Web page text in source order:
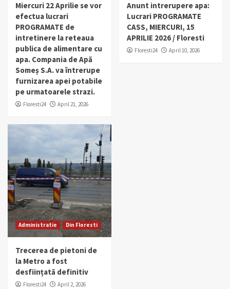
Miercuri 22 Aprilie se vor
efectua lucrari
PROGRAMATE de
intretinere la reteaua
publica de alimentare cu
apa. Compania de Apă
Someș S.A. va întrerupe
furnizarea apei potabile
pe urmatoarele strazi.
Floresti24 April 21, 2026
Anunt intrerupere apa:
Lucrari PROGRAMATE
CASS, MIERCURI, 15
APRILIE 2026 / Floresti
Floresti24 April 10, 2026
Administratie Din Floresti
Trecerea de pietoni de
la Metro a fost
desființată definitiv
Floresti24 April 2, 2026